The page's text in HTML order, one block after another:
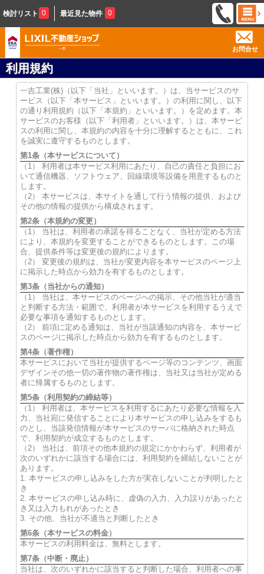
検討リスト 0 最近見た物件 0
お問合せ
利用規約
一吉工業(株)（以下「当社」といいます。）は、当サービスのサ
ービス（以下「本サービス」といいます。）の利用に関し、以下
の通り利用規約（以下「本規約」といいます。）を定めます。本
サービスのお客様（以下「利用者」といいます。）は、本サービ
スの利用に関し、本規約の内容を十分に理解するとともに、これ
を誠実に遵守するものとします。
第1条（本サービスについて）
（1） 利用者は本サービス利用にあたり、自己の責任と負担にお
いて通信機器、ソフトウェア、回線環境等設備を用意するものと
します。
（2） 本サービスは、本サイトを通して行う情報の提供、および
その他の情報の提供から構成されます。
第2条（本規約の変更）
（1） 当社は、利用者の承諾を得ることなく、当社が定める方法
により、本規約を変更することができるものとします。この場
合、提供条件等は変更後の規約によります。
（2） 変更後の規約は、当社が変更内容を本サービスのページ上
に掲示した時点から効力を有するものとします。
第3条（当社からの通知）
（1） 当社は、本サービスのページへの掲示、その他当社が適当
と判断する方法・範囲で、利用者が本サービスを利用するうえで
必要な事項を通知するものとします。
（2） 前項に定める通知は、当社が当該通知の内容を、本サービ
スのページに掲示した時点から効力を有するものとします。
第4条（著作権）
本サービスにおいて当社が提供するページ等のコンテンツ、画面
デザインその他一切の著作物の著作権は、当社又は当社が定める
者に帰属するものとします。
第5条（利用契約の締結等）
（1） 利用者は、本サービスを利用するにあたり必要な情報を入
力、当社宛に発信することにより本サービスの申し込みをするも
のとし、当該発信情報が本サービスのサーバに格納された時点
で、利用契約が成立するものとします。
（2） 当社は、前項その他本規約の規定にかかわらず、利用者が
次のいずれかに該当する場合には、利用契約を締結しないことが
あります。
1. 本サービスの申し込みをした方が実在しないことが判明したと
き
2. 本サービスの申し込み時に、虚偽の入力、入力誤りがあったと
き又は入力もれがあったとき
3. その他、当社が不適当と判断したとき
第6条（本サービスの料金）
本サービスの利用料金は、無料とします。
第7条（中断・廃止）
当社は、次のいずれかに該当すると判断した場合、利用者への事